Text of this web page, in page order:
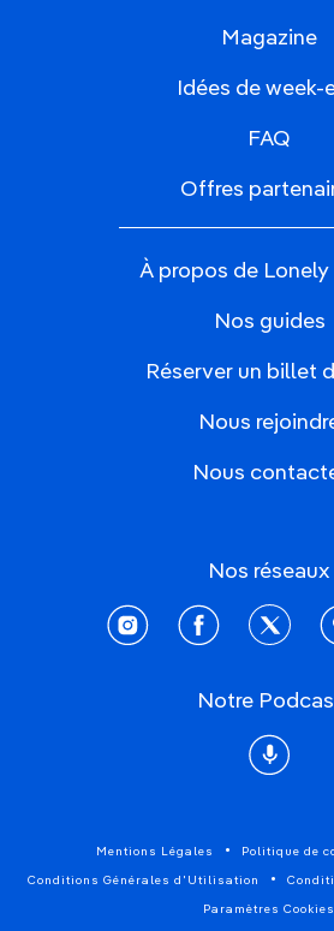
Magazine
Idées de week-
FAQ
Offres
À propos de
Nos guides
Réserver un billet
Nous
Nous
Nos réseaux
instagramfacebooktwitter
Notre
Podcast
Mentions Légales Politique de
Conditions Générales d'Utilisation
Paramètres Cookies